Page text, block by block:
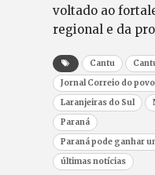
voltado ao
regional e da
Cantu
Jornal Correio do povo
Laranjeiras do Sul
Paraná
Paraná pode ganhar
últimas notícias